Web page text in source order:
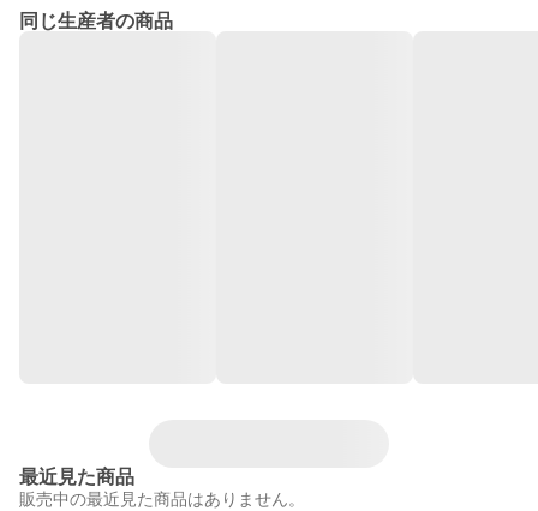
同じ生産者の商品
最近見た商品
販売中の最近見た商品はありません。